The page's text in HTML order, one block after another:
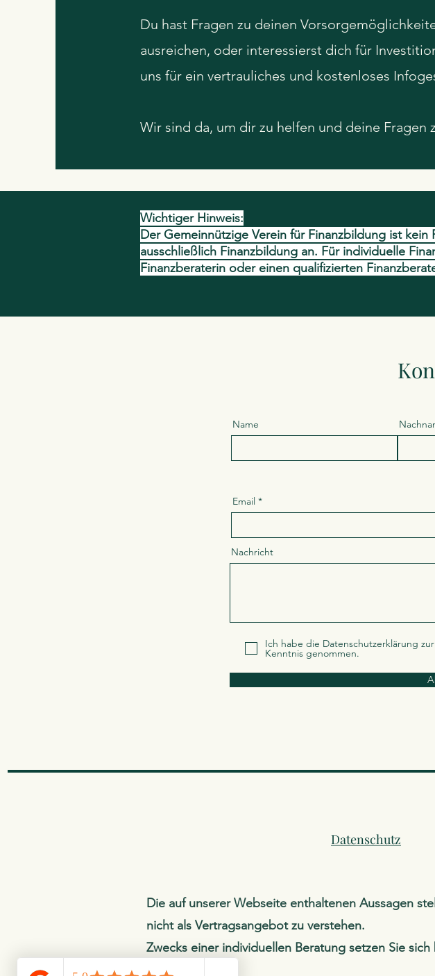
Du hast Fragen zu deinen
ausreichen, oder interessierst dich für
uns für ein vertrauliches und kostenloses
Wir sind da, um dir zu helfen und deine Fragen
Wichtiger Hinweis:
Der Gemeinnützige Verein für Finanzbildung ist
ausschließlich Finanzbildung an. Für individuelle
Finanzberaterin oder einen qualifizierten
Name
Email
Nachricht
Ich habe die Datenschutzerklärung zur
Kenntnis genommen.
Datenschutz
Die auf unserer Webseite enthaltenen Aussagen
nicht als Vertragsangebot zu verstehen.
Zwecks einer individuellen Beratung setzen Sie